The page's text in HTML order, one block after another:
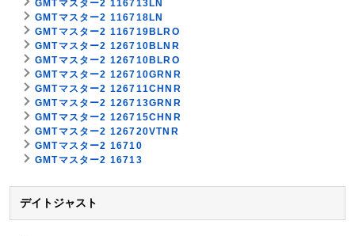
GMTマスター2 116713LN
GMTマスター2 116718LN
GMTマスター2 116719BLRO
GMTマスター2 126710BLNR
GMTマスター2 126710BLRO
GMTマスター2 126710GRNR
GMTマスター2 126711CHNR
GMTマスター2 126713GRNR
GMTマスター2 126715CHNR
GMTマスター2 126720VTNR
GMTマスター2 16710
GMTマスター2 16713
デイトジャスト